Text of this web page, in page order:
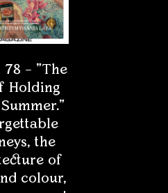
78 – "The
Holding
the
of
colour,